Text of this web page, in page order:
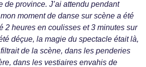
de province. J’ai attendu pendant
moment de danse sur scène a été
2 heures en coulisses et 3 minutes sur
déçue, la magie du spectacle était là,
de la scène, dans les penderies
dans les vestiaires envahis de